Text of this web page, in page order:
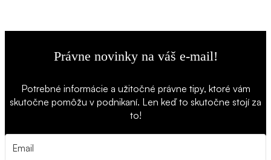
Právne novinky na váš e-mail!
Potrebné informácie a užitočné právne tipy, ktoré vám
skutočne pomôžu v podnikaní. Len keď to skutočne stojí za
to!